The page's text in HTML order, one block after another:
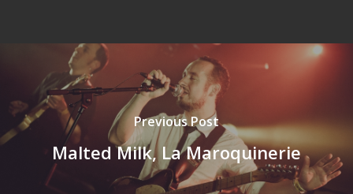
Previous Post
Malted Milk, La Maroquinerie